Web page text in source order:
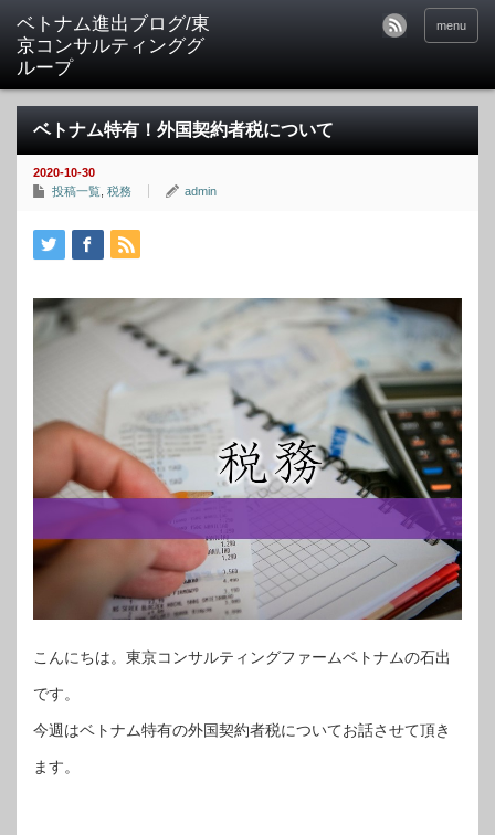
ベトナム進出ブログ/東
京コンサルティンググ
ループ
menu
ベトナム特有！外国契約者税について
2020-10-30
投稿一覧 税務 admin
こんにちは。東京コンサルティングファームベトナムの石出
です。
今週はベトナム特有の外国契約者税についてお話させて頂き
ます。